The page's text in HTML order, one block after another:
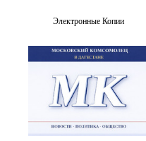
Электронные Копии